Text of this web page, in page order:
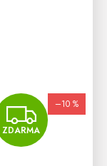
ZDARMA
–10 %